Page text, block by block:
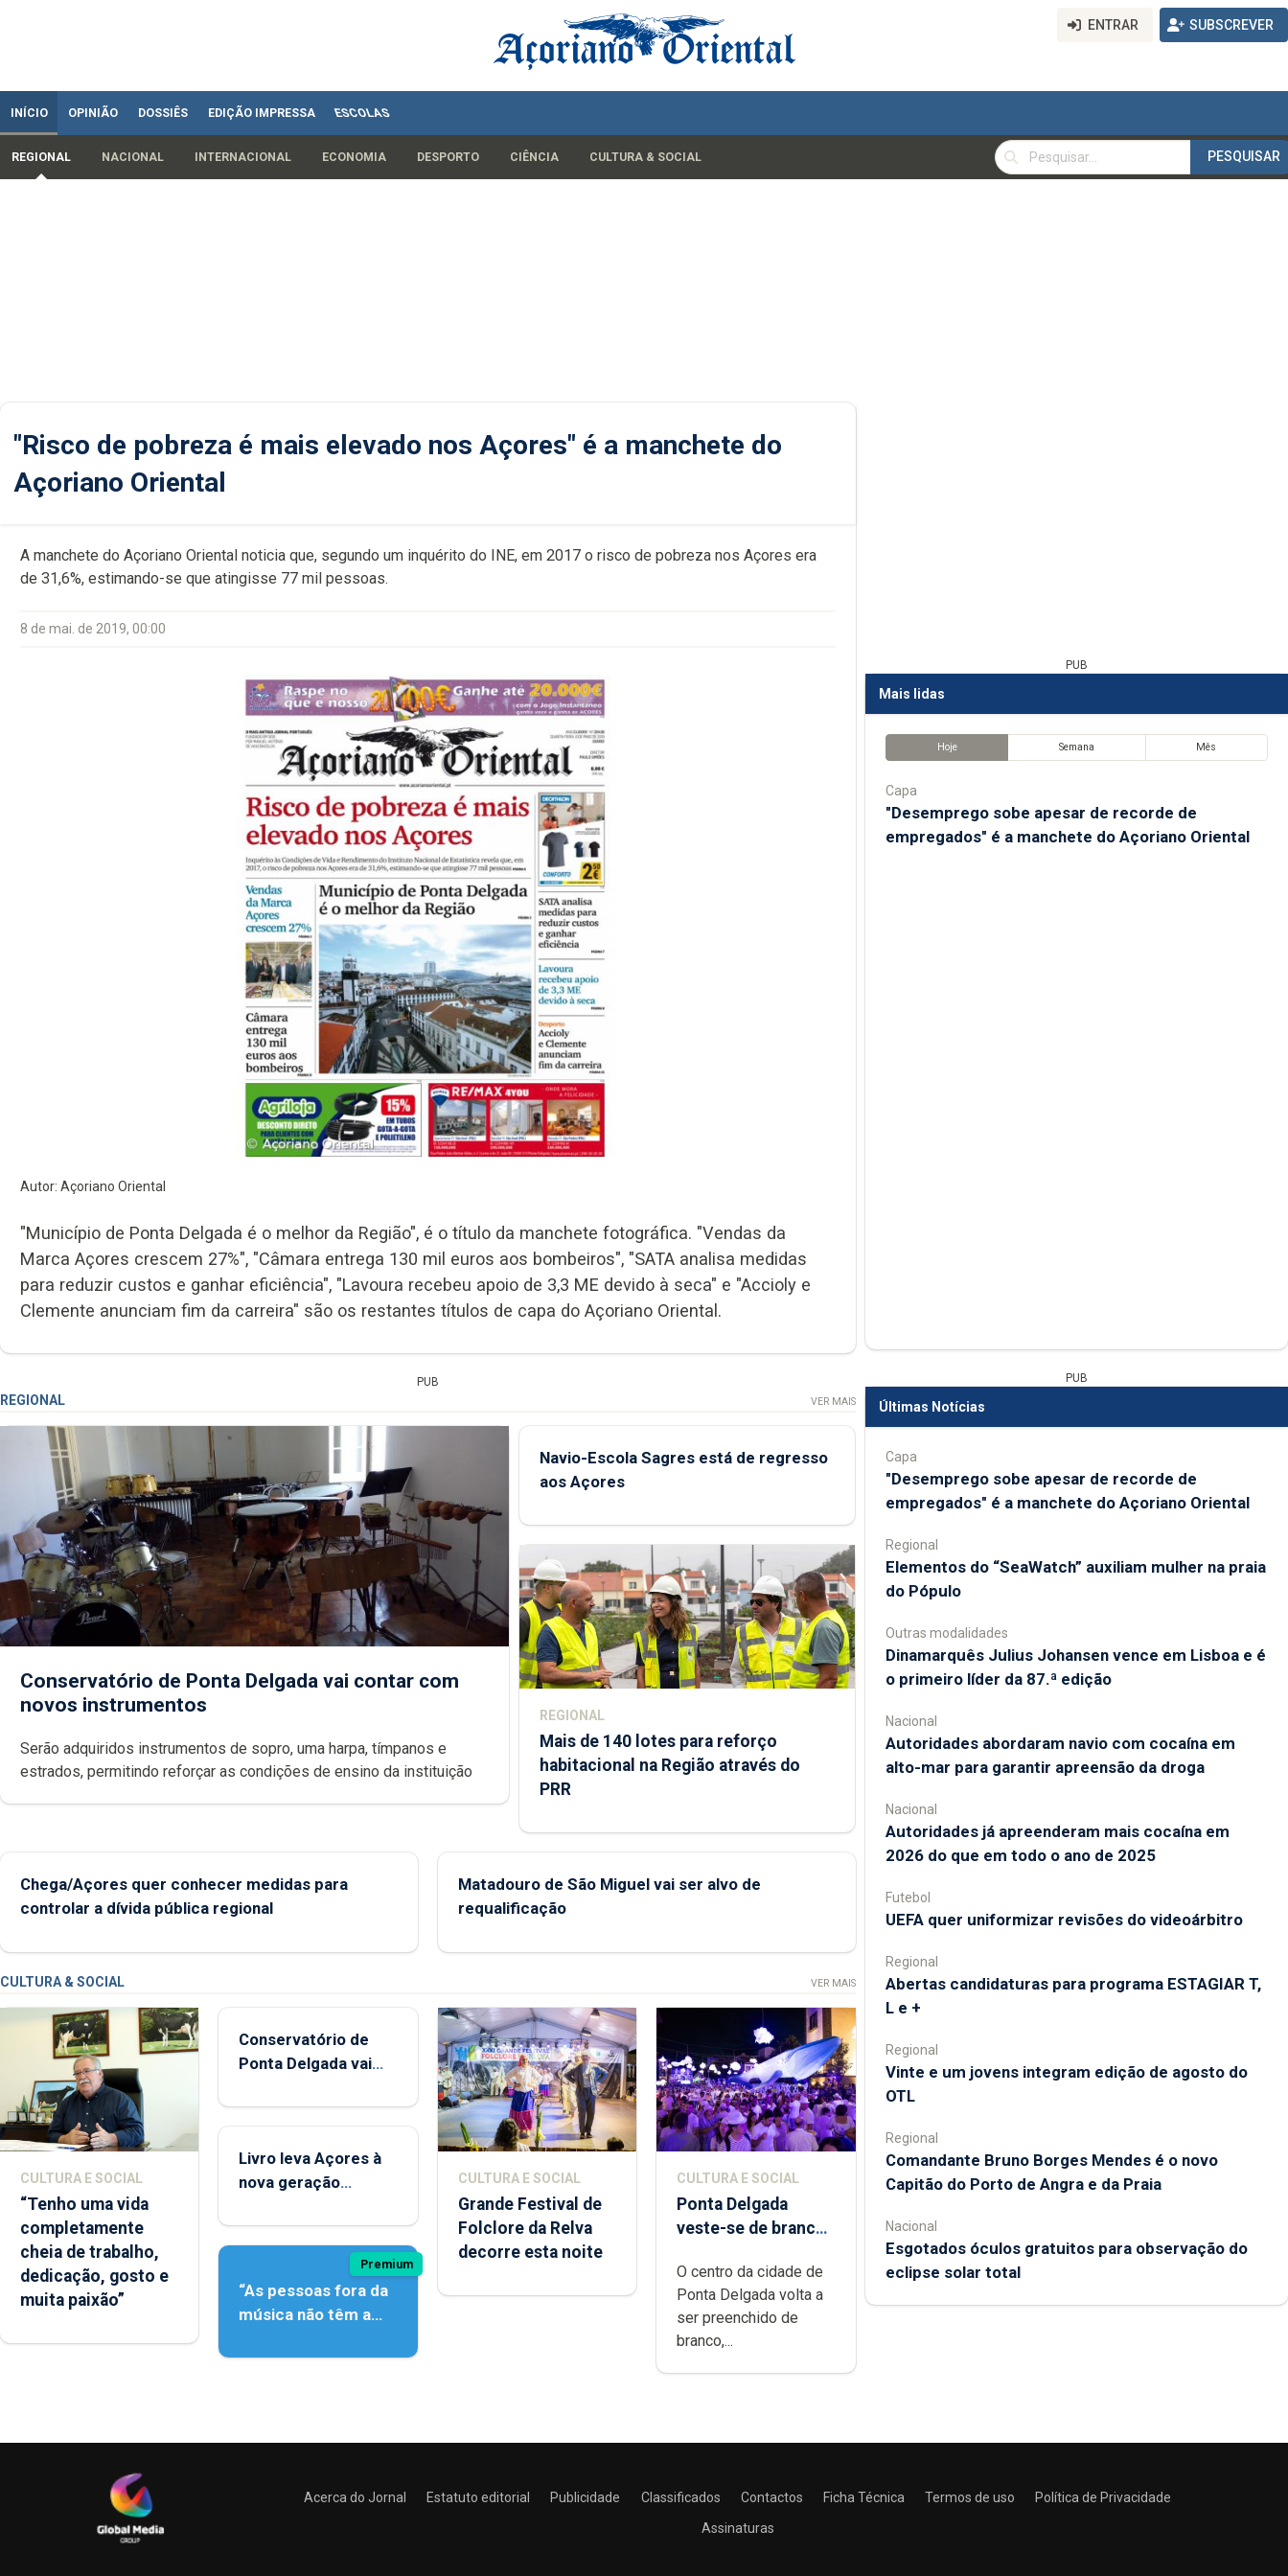
ENTRAR SUBSCREVER
INÍCIO OPINIÃO DOSSIÊS EDIÇÃO IMPRESSA ESCOLAS
REGIONAL NACIONAL INTERNACIONAL ECONOMIA DESPORTO CIÊNCIA CULTURA & SOCIAL
PESQUISAR
PESQUISAR
"Risco de pobreza é mais elevado nos Açores" é a manchete do
Açoriano Oriental
A manchete do Açoriano Oriental noticia que, segundo um inquérito do INE, em 2017 o risco de pobreza nos Açores era
de 31,6%, estimando-se que atingisse 77 mil pessoas.
8 de mai. de 2019, 00:00
Autor: Açoriano Oriental
"Município de Ponta Delgada é o melhor da Região", é o título da manchete fotográfica. "Vendas da
Marca Açores crescem 27%", "Câmara entrega 130 mil euros aos bombeiros", "SATA analisa medidas
para reduzir custos e ganhar eficiência", "Lavoura recebeu apoio de 3,3 ME devido à seca" e "Accioly e
Clemente anunciam fim da carreira" são os restantes títulos de capa do Açoriano Oriental.
PUB
REGIONAL VER MAIS
Conservatório de Ponta Delgada vai contar com
novos instrumentos
Serão adquiridos instrumentos de sopro, uma harpa, tímpanos e
estrados, permitindo reforçar as condições de ensino da instituição
Navio-Escola Sagres está de regresso
aos Açores
REGIONAL
Mais de 140 lotes para reforço
habitacional na Região através do
PRR
Chega/Açores quer conhecer medidas para
controlar a dívida pública regional
Matadouro de São Miguel vai ser alvo de
requalificação
CULTURA & SOCIAL VER MAIS
CULTURA E SOCIAL
“Tenho uma vida
completamente
cheia de trabalho,
dedicação, gosto e
muita paixão”
Conservatório de
Ponta Delgada vai
instrumentos
Livro leva Açores à
nova geração
Premium
“As pessoas fora da
música não têm a
é produzir uma
CULTURA E SOCIAL
Grande Festival de
Folclore da Relva
decorre esta noite
CULTURA E SOCIAL
Ponta Delgada
veste-se de branco
O centro da cidade de
Ponta Delgada volta a
ser preenchido de
branco,...
PUB
Mais lidas
Hoje Semana Mês
Capa
"Desemprego sobe apesar de recorde de
empregados" é a manchete do Açoriano Oriental
PUB
Últimas Notícias
Capa
"Desemprego sobe apesar de recorde de
empregados" é a manchete do Açoriano Oriental
Regional
​Elementos do “SeaWatch” auxiliam mulher na praia
do Pópulo
Outras modalidades
Dinamarquês Julius Johansen vence em Lisboa e é
o primeiro líder da 87.ª edição
Nacional
Autoridades abordaram navio com cocaína em
alto-mar para garantir apreensão da droga
Nacional
Autoridades já apreenderam mais cocaína em
2026 do que em todo o ano de 2025
Futebol
UEFA quer uniformizar revisões do videoárbitro
Regional
Abertas candidaturas para programa ESTAGIAR T,
L e +
Regional
Vinte e um jovens integram edição de agosto do
OTL
Regional
Comandante Bruno Borges Mendes é o novo
Capitão do Porto de Angra e da Praia
Nacional
Esgotados óculos gratuitos para observação do
eclipse solar total
Acerca do Jornal Estatuto editorial Publicidade Classificados Contactos Ficha Técnica Termos de uso
Política de Privacidade
Assinaturas